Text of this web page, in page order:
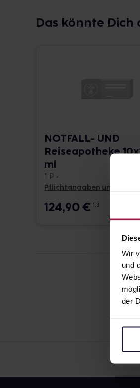
Wir
und
der
Das könnte Dich
NOTFALL- UND
Reiseapotheke
ml
1 P •
Pflichtangaben und Details
124,90€ 1, 3